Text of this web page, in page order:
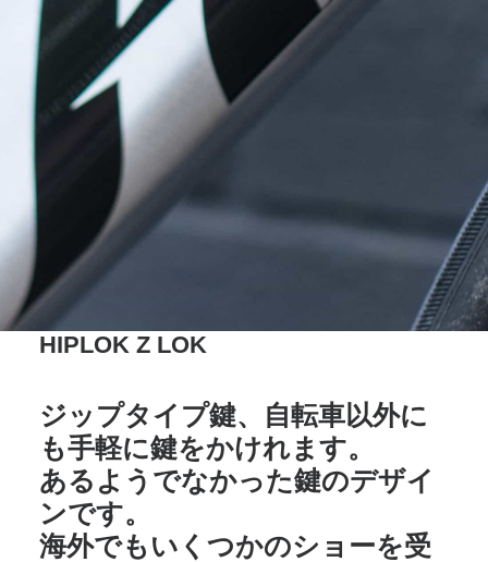
HIPLOK Z LOK
ジップタイプ鍵、自転車以外に
も手軽に鍵をかけれます。
あるようでなかった鍵のデザイ
ンです。
海外でもいくつかのショーを受